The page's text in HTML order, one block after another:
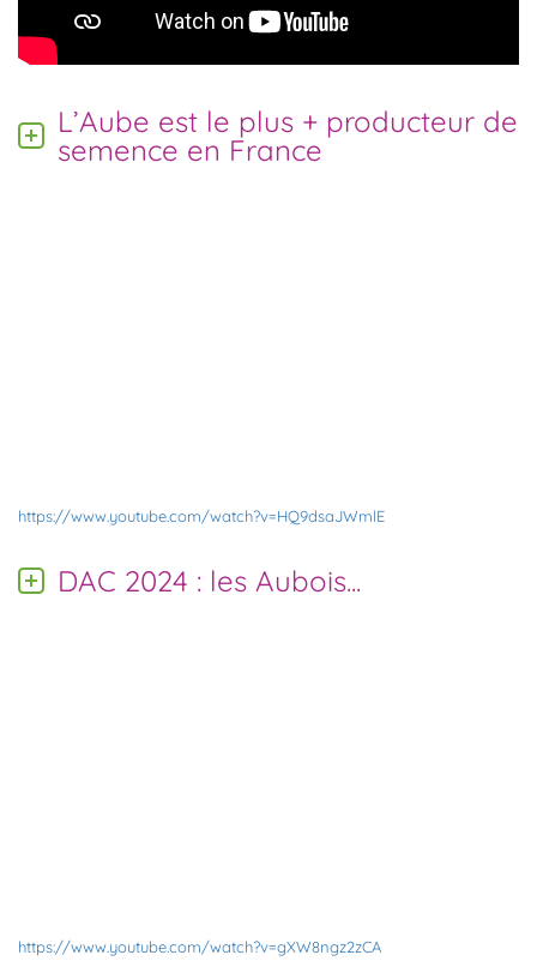
L’Aube est le plus + producteur de
semence en France
https://www.youtube.com/watch?v=HQ9dsaJWmlE
DAC 2024 : les Aubois...
https://www.youtube.com/watch?v=gXW8ngz2zCA